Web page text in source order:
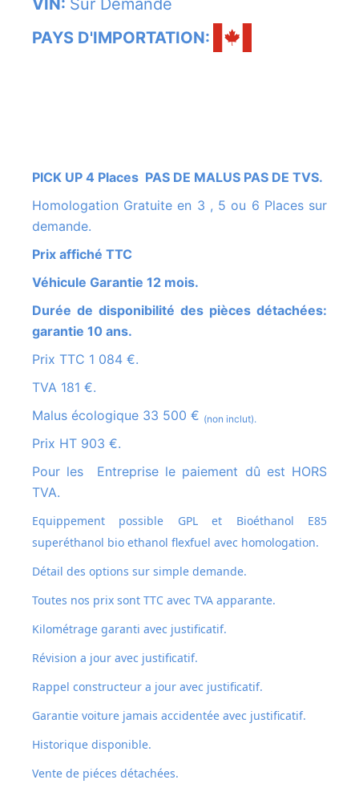
VIN: Sur Demande
PAYS D'IMPORTATION:
PICK UP 4 Places PAS DE MALUS PAS DE TVS.
Homologation Gratuite en 3 , 5 ou 6 Places sur
demande.
Prix affiché TTC
Véhicule Garantie 12 mois.
Durée de disponibilité des pièces détachées:
garantie 10 ans.
Prix TTC 1 084 €.
TVA 181 €.
Malus écologique 33 500 € (non inclut).
Prix HT 903 €.
Pour les Entreprise le paiement dû est HORS
TVA.
Equippement possible GPL et Bioéthanol E85
superéthanol bio ethanol flexfuel avec homologation.
Détail des options sur simple demande.
Toutes nos prix sont TTC avec TVA apparante.
Kilométrage garanti avec justificatif.
Révision a jour avec justificatif.
Rappel constructeur a jour avec justificatif.
Garantie voiture jamais accidentée avec justificatif.
Historique disponible.
Vente de piéces détachées.